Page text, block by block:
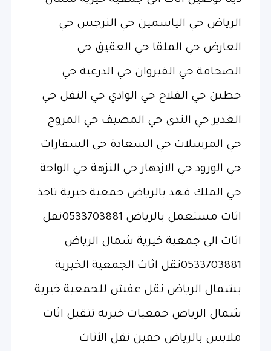
الرياض حي الياسمين حي النرجس حي
العارض حي الملقا حي العقيق حي
الصحافة حي القيروان حي الدرعية حي
حطين حي الفلاح حي الوادي حي النفل حي
الغدير حي الندى حي المصيف حي المروج
حي المرسلات حي السعادة حي السفارات
حي الورود حي الازدهار حي النزهة حي الواحة
حي الملك فهد بالرياض جمعية خيرية تاخذ
اثاث مستعمل بالرياض 0533703881نقل
اثاث الى جمعية خيرية شمال الرياض
0533703881نقل اثاث الجمعية الخيرية
بشمال الرياض نقل عفش للجمعية خيرية
شمال الرياض جمعيات خيرية تتقبل اثاث
ملابس بالرياض حقين نقل الأثاث